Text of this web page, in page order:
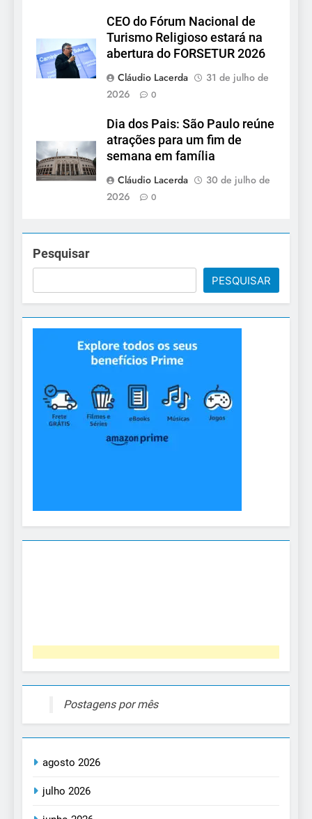
CEO do Fórum Nacional de
Turismo Religioso estará na
abertura do FORSETUR 2026
Cláudio Lacerda
31 de julho de
2026
0
Dia dos Pais: São Paulo reúne
atrações para um fim de
semana em família
Cláudio Lacerda
30 de julho de
2026
0
Pesquisar
PESQUISAR
Postagens por mês
agosto 2026
julho 2026